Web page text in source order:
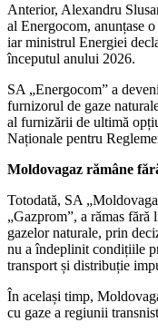
Anterior, Alexandru
al Energocom, anunțase
iar ministrul Energiei
începutul anului 2026.
SA „Energocom” a
furnizorul de gaze
al furnizării de ultimă
Naționale pentru
Moldovagaz rămâne
Totodată, SA
„Gazprom”, a rămas fără
gazelor naturale, prin
nu a îndeplinit condițiile
transport și distribuție
În același timp,
cu gaze a regiunii